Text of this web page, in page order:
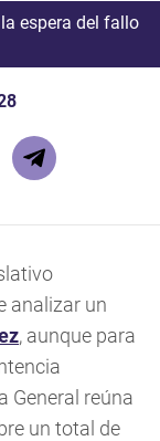
espera del fallo
analizar un
, aunque para
General reúna
un total de